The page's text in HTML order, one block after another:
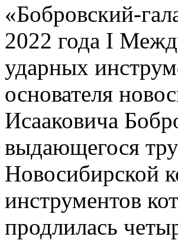
«Бобровский-
2022 года I
ударных
основателя
Исааковича
выдающегося
Новосибирской
инструментов
продлилась